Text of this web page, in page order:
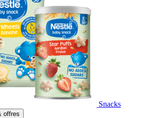
Snacks
offres